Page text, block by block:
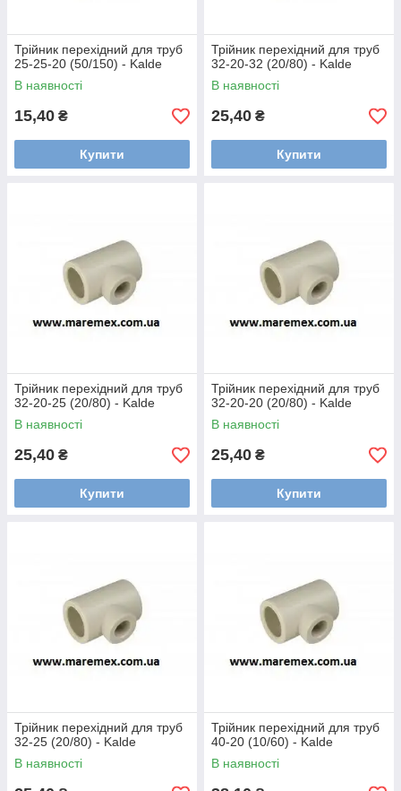
Трійник перехідний для труб
25-25-20 (50/150) - Kalde
В наявності
15,40 ₴
Купити
Трійник перехідний для труб
32-20-32 (20/80) - Kalde
В наявності
25,40 ₴
Купити
Трійник перехідний для труб
32-20-25 (20/80) - Kalde
В наявності
25,40 ₴
Купити
Трійник перехідний для труб
32-20-20 (20/80) - Kalde
В наявності
25,40 ₴
Купити
Трійник перехідний для труб
32-25 (20/80) - Kalde
В наявності
Трійник перехідний для труб
40-20 (10/60) - Kalde
В наявності